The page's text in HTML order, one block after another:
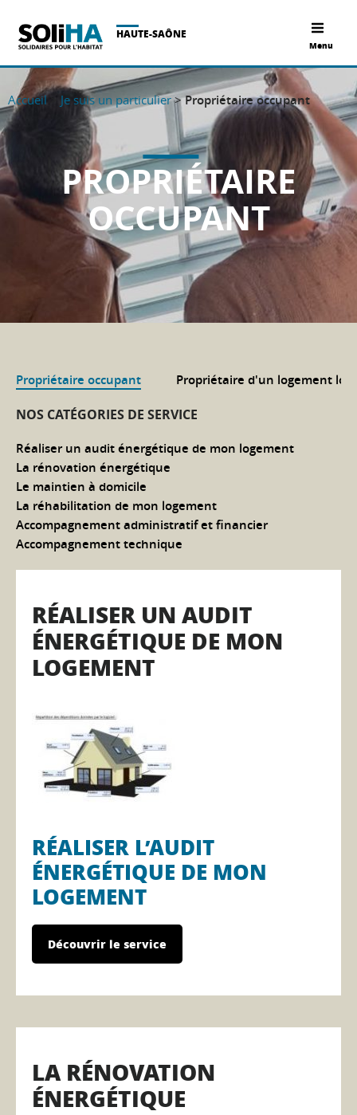
Menu
HAUTE-SAÔNE
Accueil> Je suis un particulier>Propriétaire occupant
PROPRIÉTAIRE
OCCUPANT
Propriétaire occupant Propriétaire d'un logement
NOS CATÉGORIES DE SERVICE
Réaliser un audit énergétique de mon logement
La rénovation énergétique
Le maintien à domicile
La réhabilitation de mon logement
Accompagnement administratif et financier
Accompagnement technique
RÉALISER UN AUDIT
ÉNERGÉTIQUE DE MON
LOGEMENT
RÉALISER L’AUDIT
ÉNERGÉTIQUE DE MON
LOGEMENT
Découvrir le service
LA RÉNOVATION
ÉNERGÉTIQUE